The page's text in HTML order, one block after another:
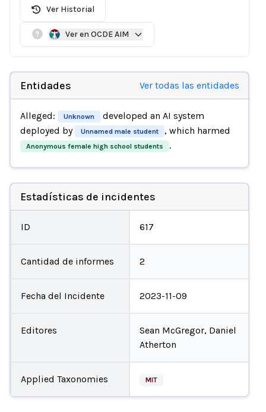
Ver Historial
Ver en OCDE AIM
Entidades Ver todas las entidades
Alleged: Unknown
developed an AI system
deployed by
Unnamed male student , which harmed
Anonymous female high school students .
Estadísticas de incidentes
ID 617
Cantidad de informes 2
Fecha del Incidente 2023-11-09
Editores
Sean McGregor, Daniel
Atherton
Applied Taxonomies MIT